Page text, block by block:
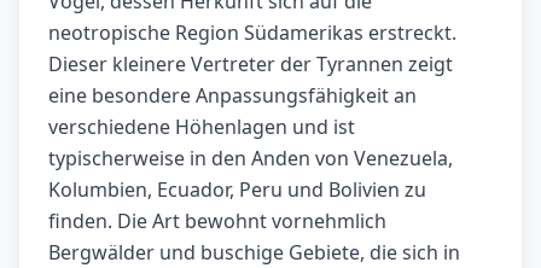
neotropische Region Südamerikas erstreckt.
Dieser kleinere Vertreter der Tyrannen zeigt
eine besondere Anpassungsfähigkeit an
verschiedene Höhenlagen und ist
typischerweise in den Anden von Venezuela,
Kolumbien, Ecuador, Peru und Bolivien zu
finden. Die Art bewohnt vornehmlich
Bergwälder und buschige Gebiete, die sich in